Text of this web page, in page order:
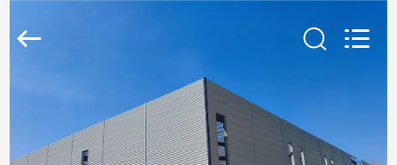
PRODUITS
Fabrication